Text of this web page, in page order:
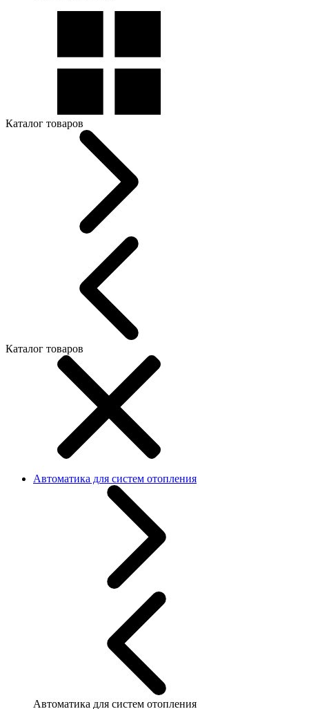
Каталог товаров
Каталог товаров
Автоматика для систем отопления
Автоматика для систем отопления